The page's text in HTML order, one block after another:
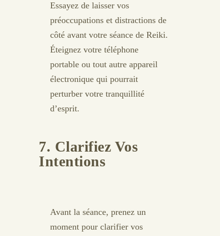
Essayez de laisser vos
préoccupations et distractions de
côté avant votre séance de Reiki.
Éteignez votre téléphone
portable ou tout autre appareil
électronique qui pourrait
perturber votre tranquillité
d’esprit.
7. Clarifiez Vos
Intentions
Avant la séance, prenez un
moment pour clarifier vos